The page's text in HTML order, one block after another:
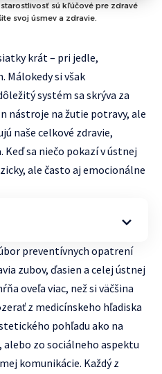
sú kľúčové pre zdravé
svoj úsmev a zdravie.
krát – pri jedle,
Málokedy si však
systém sa skrýva za
nástroje na žutie potravy, ale
naše celkové zdravie,
sa niečo pokazí v ústnej
ale často aj emocionálne
preventívnych opatrení
zubov, ďasien a celej ústnej
oveľa viac, než si väčšina
z medicínskeho hľadiska
pohľadu ako na
zo sociálneho aspektu
komunikácie. Každý z